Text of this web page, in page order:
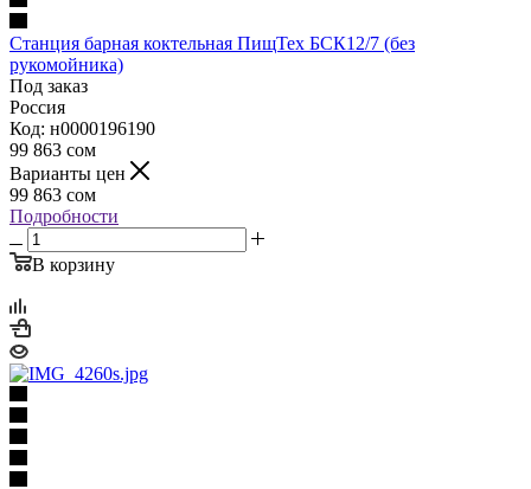
Станция барная коктельная ПищТех БСК12/7 (без
рукомойника)
Под заказ
Россия
Код: н0000196190
99 863 сом
Варианты цен
99 863 сом
Подробности
В корзину